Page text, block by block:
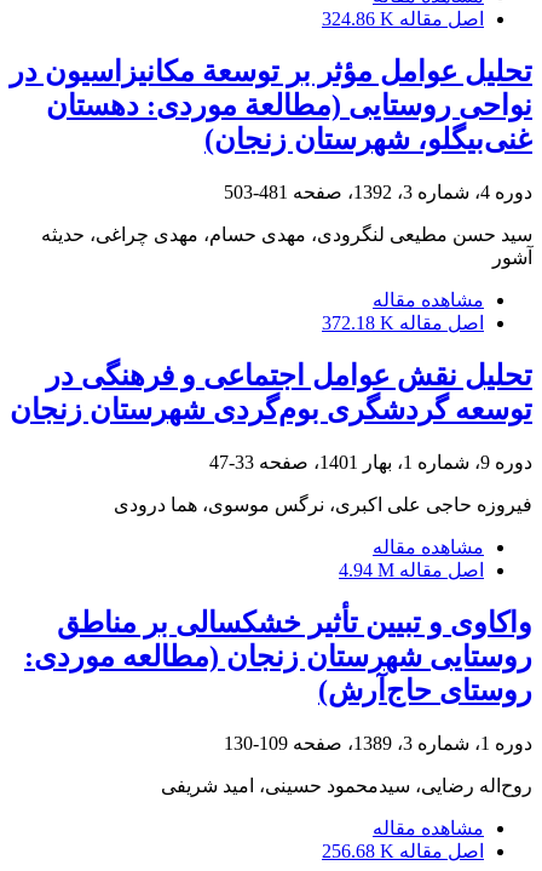
اصل مقاله 324.86 K
تحلیل عوامل مؤثر بر توسعة مکانیزاسیون در
نواحی روستایی (مطالعة موردی: دهستان
غنی‌بیگلو، شهرستان زنجان)
دوره 4، شماره 3، 1392، صفحه 481-503
سید حسن مطیعی لنگرودی، مهدی حسام، مهدی چراغی، حدیثه
آشور
مشاهده مقاله
اصل مقاله 372.18 K
تحلیل نقش عوامل اجتماعی و فرهنگی در
توسعه گردشگری بوم‌گردی شهرستان زنجان
دوره 9، شماره 1، بهار 1401، صفحه 33-47
فیروزه حاجی علی اکبری، نرگس موسوی، هما درودی
مشاهده مقاله
اصل مقاله 4.94 M
واکاوی و تبیین تأثیر خشکسالی بر مناطق
روستایی شهرستان زنجان (مطالعه موردی:
روستای حاج‌آرش)
دوره 1، شماره 3، 1389، صفحه 109-130
روح‌اله رضایی، سیدمحمود حسینی، امید شریفی
مشاهده مقاله
اصل مقاله 256.68 K